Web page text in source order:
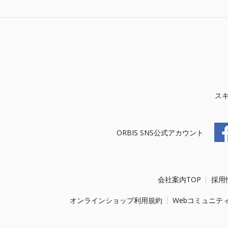
ス
ORBIS SNS公式アカウント
会社案内TOP 採用
オンラインショップ利用規約 Webコミュニテ